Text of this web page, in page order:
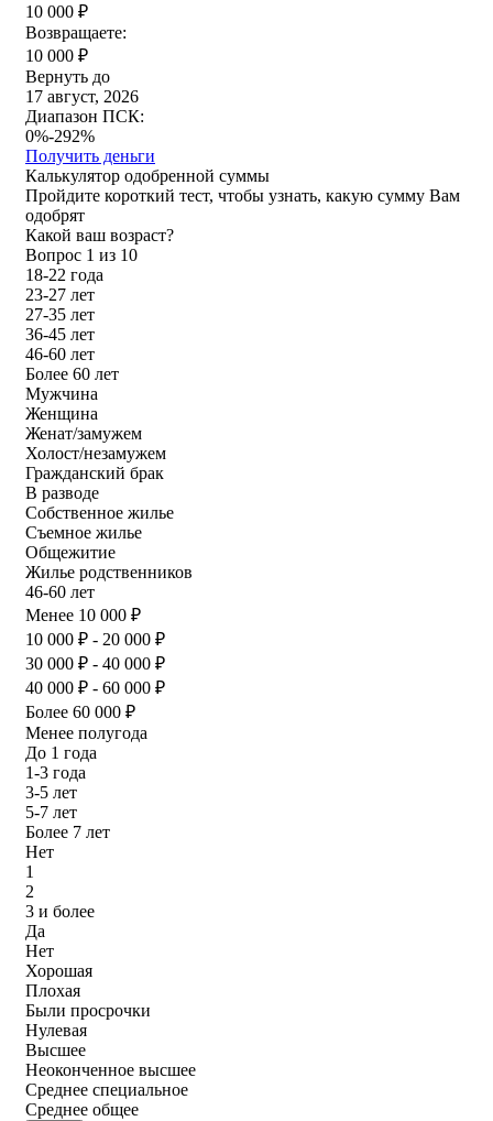
10 000 ₽
Возвращаете:
10 000 ₽
Вернуть до
17 август, 2026
Диапазон ПСК:
0%-292%
Получить деньги
Калькулятор одобренной суммы
Пройдите короткий тест, чтобы узнать, какую сумму Вам
одобрят
Какой ваш возраст?
Вопрос 1 из 10
18-22 года
23-27 лет
27-35 лет
36-45 лет
46-60 лет
Более 60 лет
Мужчина
Женщина
Женат/замужем
Холост/незамужем
Гражданский брак
В разводе
Собственное жилье
Съемное жилье
Общежитие
Жилье родственников
46-60 лет
Менее 10 000 ₽
10 000 ₽ - 20 000 ₽
30 000 ₽ - 40 000 ₽
40 000 ₽ - 60 000 ₽
Более 60 000 ₽
Менее полугода
До 1 года
1-3 года
3-5 лет
5-7 лет
Более 7 лет
Нет
1
2
3 и более
Да
Нет
Хорошая
Плохая
Были просрочки
Нулевая
Высшее
Неоконченное высшее
Среднее специальное
Среднее общее